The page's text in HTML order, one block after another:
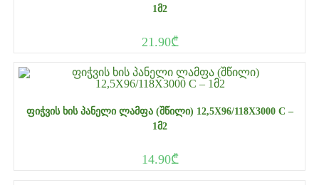
1Მ2
21.90₾
ᲤᲘᲭᲕᲘᲡ ᲮᲘᲡ ᲞᲐᲜᲔᲚᲘ ᲚᲐᲛᲤᲐ (ᲨᲬᲘᲚᲘ) 12,5X96/118X3000 C –
1Მ2
14.90₾